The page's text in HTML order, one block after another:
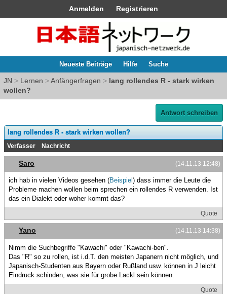
Anmelden Registrieren
Neueste Beiträge Hilfe Suche
JN > Lernen >Anfängerfragen > lang rollendes R - stark wirken
wollen?
Antwort schreiben
lang rollendes R - stark wirken wollen?
Verfasser Nachricht
(14.11.13 12:48)
Saro
ich hab in vielen Videos gesehen (Beispiel ) dass immer die Leute die
Probleme machen wollen beim sprechen ein rollendes R verwenden. Ist
das ein Dialekt oder woher kommt das?
Quote
(14.11.13 14:38)
Yano
Nimm die Suchbegriffe "Kawachi" oder "Kawachi-ben".
Das "R" so zu rollen, ist i.d.T. den meisten Japanern nicht möglich, und
Japanisch-Studenten aus Bayern oder Rußland usw. können in J leicht
Eindruck schinden, was sie für grobe Lackl sein können.
Quote